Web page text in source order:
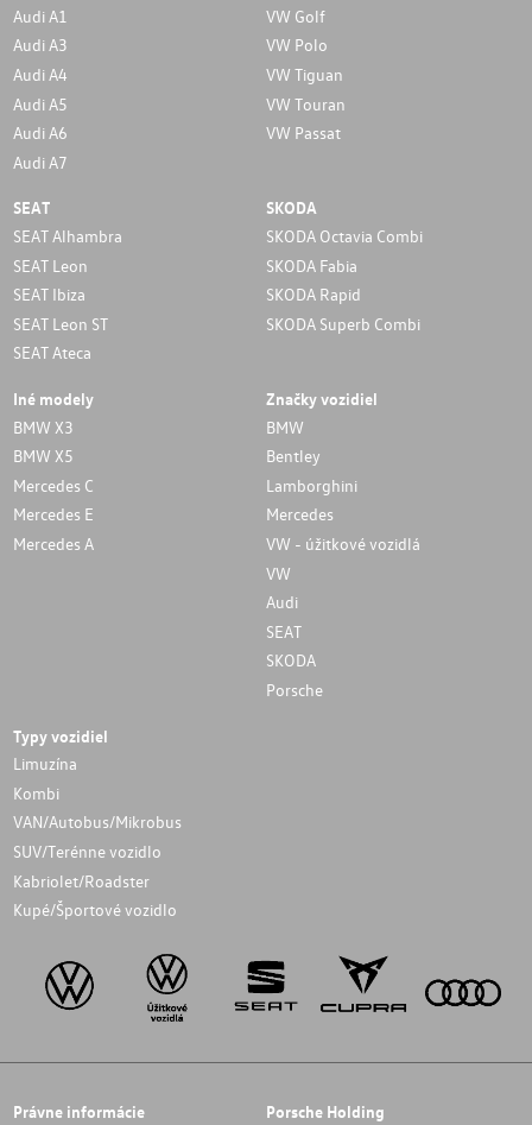
Audi A1
Audi A3
Audi A4
Audi A5
Audi A6
Audi A7
VW Golf
VW Polo
VW Tiguan
VW Touran
VW Passat
SEAT
SEAT Alhambra
SEAT Leon
SEAT Ibiza
SEAT Leon ST
SEAT Ateca
SKODA
SKODA Octavia Combi
SKODA Fabia
SKODA Rapid
SKODA Superb Combi
Iné modely
BMW X3
BMW X5
Mercedes C
Mercedes E
Mercedes A
Značky vozidiel
BMW
Bentley
Lamborghini
Mercedes
VW - úžitkové vozidlá
VW
Audi
SEAT
SKODA
Porsche
Typy vozidiel
Limuzína
Kombi
VAN/Autobus/Mikrobus
SUV/Terénne vozidlo
Kabriolet/Roadster
Kupé/Športové vozidlo
Právne informácie Porsche Holding